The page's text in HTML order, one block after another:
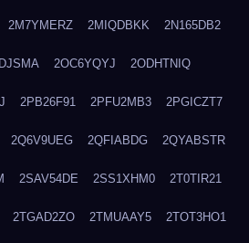
2M7YMERZ 2MIQDBKK 2N165DB2
2OC6YQYJ 2ODHTNIQ
2PB26F91 2PFU2MB3 2PGICZT7
2Q6V9UEG 2QFIABDG 2QYABSTR
2SAV54DE 2SS1XHM0 2T0TIR21
2TGAD2ZO 2TMUAAY5 2TOT3HO1